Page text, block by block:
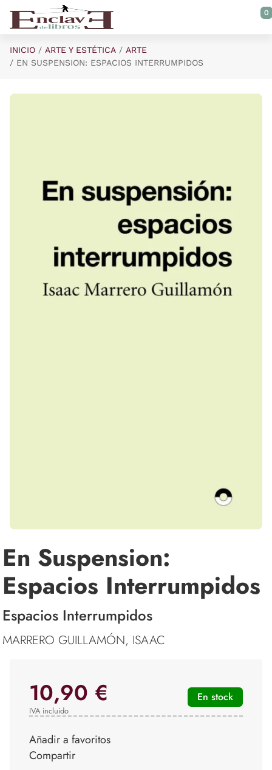
Saltar al contenido principal
0
INICIO ARTE Y ESTÉTICA
ARTE
EN SUSPENSION: ESPACIOS INTERRUMPIDOS
En Suspension:
Espacios Interrumpidos
Espacios Interrumpidos
MARRERO GUILLAMÓN, ISAAC
10,90 €
IVA incluido
En stock
Añadir a favoritos
Compartir